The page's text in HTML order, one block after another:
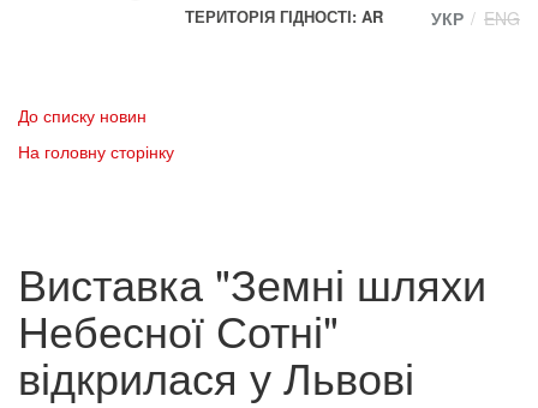
ТЕРИТОРІЯ ГІДНОСТІ: AR
УКР ENG
До списку новин
На головну сторінку
Виставка "Земні шляхи
Небесної Сотні"
відкрилася у Львові